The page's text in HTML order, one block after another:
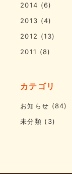
2014 (6)
2013 (4)
2012 (13)
2011 (8)
カテゴリ
お知らせ (84)
未分類 (3)